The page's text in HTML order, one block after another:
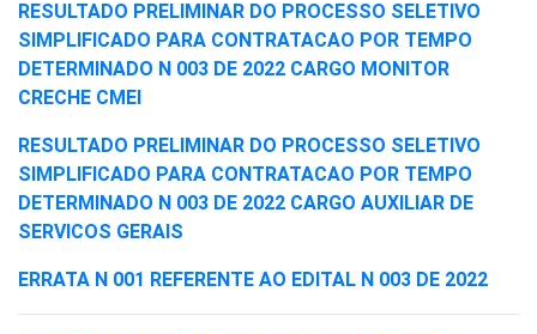
RESULTADO PRELIMINAR DO PROCESSO SELETIVO
SIMPLIFICADO PARA CONTRATACAO POR TEMPO
DETERMINADO N 003 DE 2022 CARGO MONITOR
CRECHE CMEI
RESULTADO PRELIMINAR DO PROCESSO SELETIVO
SIMPLIFICADO PARA CONTRATACAO POR TEMPO
DETERMINADO N 003 DE 2022 CARGO AUXILIAR DE
SERVICOS GERAIS
ERRATA N 001 REFERENTE AO EDITAL N 003 DE 2022